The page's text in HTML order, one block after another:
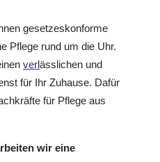
gesetzeskonforme
Pflege rund um die Uhr.
verlässlichen und
für Ihr Zuhause. Dafür
für Pflege aus
wir eine